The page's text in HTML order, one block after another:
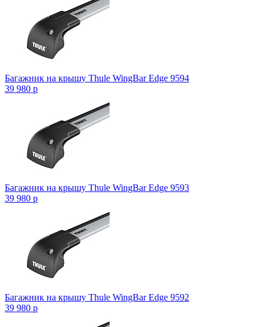
Багажник на крышу Thule WingBar Edge 9594
39 980 p
Багажник на крышу Thule WingBar Edge 9593
39 980 p
Багажник на крышу Thule WingBar Edge 9592
39 980 p